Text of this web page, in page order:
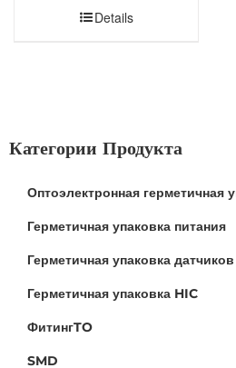
Details
Категории Продукта
Оптоэлектронная герметичная
Герметичная упаковка питания
Герметичная упаковка датчиков
Герметичная упаковка HIC
ФитингTO
SMD